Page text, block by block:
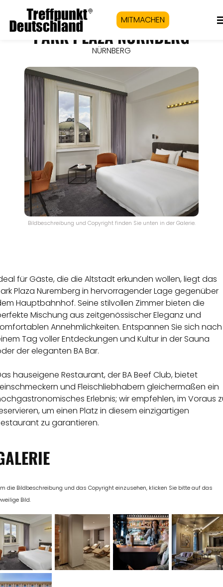
MITMACHEN
PARK PLAZA NÜRNBERG
NÜRNBERG
Bildbeschreibung und Copyright finden Sie unten in der Galerie.
für Gäste, die die Altstadt erkunden wollen, liegt das
Plaza Nuremberg in hervorragender Lage gegenüber
Hauptbahnhof. Seine stilvollen Zimmer bieten die
Mischung aus zeitgenössischer Eleganz und
Annehmlichkeiten. Entspannen Sie sich nach
Tag voller Entdeckungen und Kultur in der Sauna
der eleganten BA Bar.
hauseigene Restaurant, der BA Beef Club, bietet
und Fleischliebhabern gleichermaßen ein
Erlebnis; wir empfehlen, im Voraus
um einen Platz in diesem einzigartigen
zu garantieren.
die Bildbeschreibung und das Copyright einzusehen, klicken Sie bitte auf das
Bild.